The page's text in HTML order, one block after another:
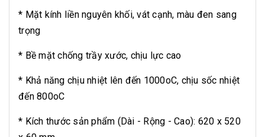
* Mặt kính liền nguyên khối, vát cạnh, màu đen sang
trọng
* Bề mặt chống trầy xước, chịu lực cao
* Khả năng chịu nhiệt lên đến 1000oC, chịu sốc nhiệt
đến 800oC
* Kích thước sản phẩm (Dài - Rộng - Cao): 620 x 520